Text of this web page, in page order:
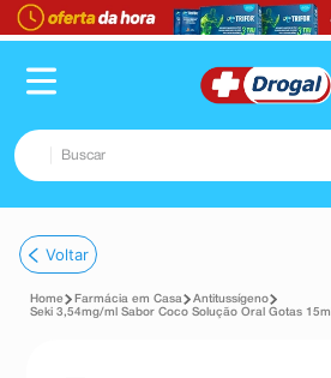
Buscar
1º fralda
2º pampers confort sec max
Voltar
Farmácia em Casa
Antitussígeno
Seki 3,54mg/ml Sabor Coco Solução Oral Gotas 15ml